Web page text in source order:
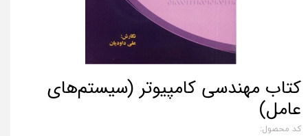
کتاب مهندسی کامپیوتر (سیستم‌های
عامل)
کد محصول: